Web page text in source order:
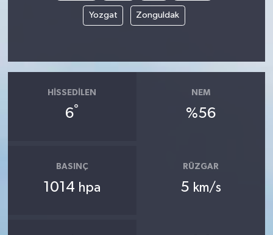
Yozgat Zonguldak
HISSEDILEN
6°
NEM
%56
BASINÇ
1014 hpa
RÜZGAR
5 km/s